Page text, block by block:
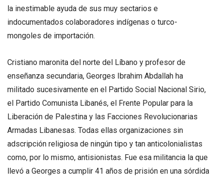
la inestimable ayuda de sus muy sectarios e
indocumentados colaboradores indígenas o turco-
mongoles de importación.
Cristiano maronita del norte del Líbano y profesor de
enseñanza secundaria, Georges Ibrahim Abdallah ha
militado sucesivamente en el Partido Social Nacional Sirio,
el Partido Comunista Libanés, el Frente Popular para la
Liberación de Palestina y las Facciones Revolucionarias
Armadas Libanesas. Todas ellas organizaciones sin
adscripción religiosa de ningún tipo y tan anticolonialistas
como, por lo mismo, antisionistas. Fue esa militancia la que
llevó a Georges a cumplir 41 años de prisión en una sórdida